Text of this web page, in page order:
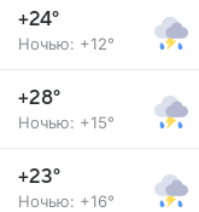
+24°
Ночью: +12°
+28°
Ночью: +15°
+23°
Ночью: +16°